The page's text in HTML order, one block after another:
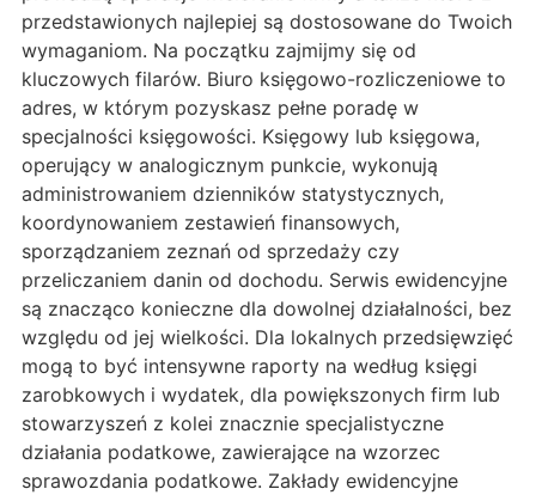
przedstawionych najlepiej są dostosowane do Twoich
wymaganiom. Na początku zajmijmy się od
kluczowych filarów. Biuro księgowo-rozliczeniowe to
adres, w którym pozyskasz pełne poradę w
specjalności księgowości. Księgowy lub księgowa,
operujący w analogicznym punkcie, wykonują
administrowaniem dzienników statystycznych,
koordynowaniem zestawień finansowych,
sporządzaniem zeznań od sprzedaży czy
przeliczaniem danin od dochodu. Serwis ewidencyjne
są znacząco konieczne dla dowolnej działalności, bez
względu od jej wielkości. Dla lokalnych przedsięwzięć
mogą to być intensywne raporty na według księgi
zarobkowych i wydatek, dla powiększonych firm lub
stowarzyszeń z kolei znacznie specjalistyczne
działania podatkowe, zawierające na wzorzec
sprawozdania podatkowe. Zakłady ewidencyjne